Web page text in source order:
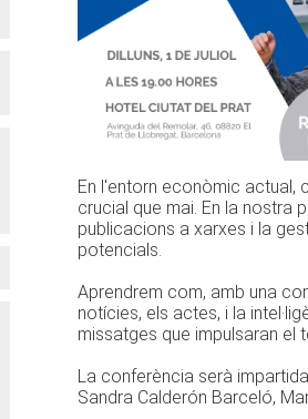
En l'entorn econòmic actual,
crucial que mai. En la nostra
publicacions a xarxes i la
potencials.
Aprendrem com, amb una
notícies, els actes, i la
missatges que impulsaran el
La conferència serà
Sandra Calderón Barceló,